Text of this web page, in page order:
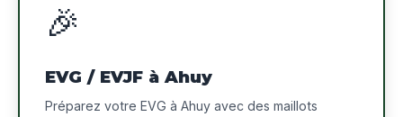
🎉
EVG / EVJF à Ahuy
Préparez votre EVG à Ahuy avec des maillots